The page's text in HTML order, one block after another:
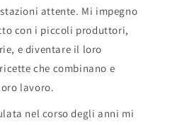
attente. Mi impegno
con i piccoli produttori,
e diventare il loro
che combinano e
lavoro.
nel corso degli anni mi